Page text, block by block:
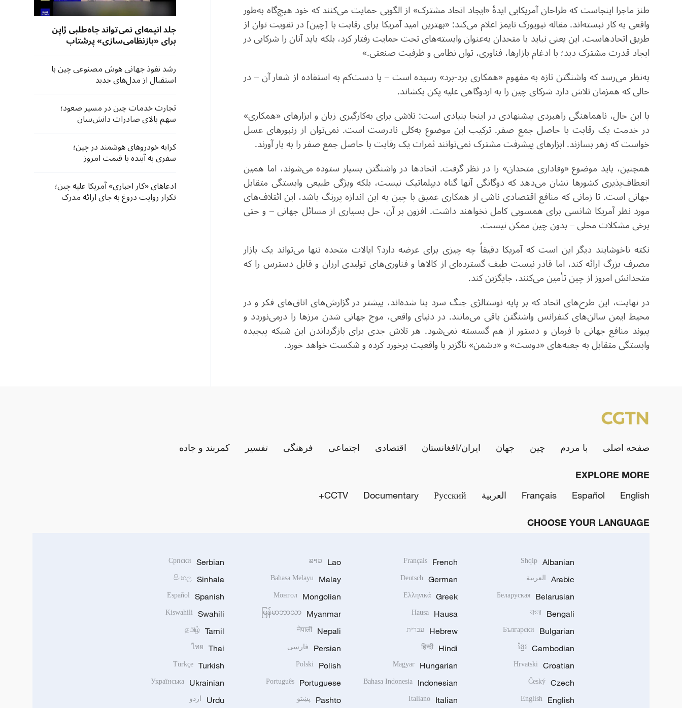
طنز ماجرا اینجاست که طراحان آمریکایی ایدهٔ «ایجاد اتحاد مشترک» از الگویی حمایت می‌کنند که خود هیچ‌گاه به‌طور
واقعی به کار نبسته‌اند. مقاله نیویورک تایمز اعلام می‌کند: «بهترین امید آمریکا برای رقابت با [چین] در تقویت توان از
طریق اتحادهاست. این یعنی نباید با متحدان به‌عنوان وابسته‌های تحت حمایت رفتار کرد، بلکه باید آنان را شرکایی در
ایجاد قدرت مشترک دید؛ با ادغام بازارها، فناوری، توان نظامی و ظرفیت صنعتی.
»
به‌نظر می‌رسد که واشنگتن تازه به مفهوم «همکاری برد-برد» رسیده است – یا دست‌کم به استفاده از شعار آن – در
حالی که همزمان تلاش دارد شرکای چین را به اردوگاهی علیه پکن بکشاند.
با این حال، ناهماهنگی راهبردی پیشنهادی در اینجا بنیادی است: تلاشی برای به‌کارگیری زبان و ابزارهای «همکاری»
در خدمت یک رقابت با حاصل جمع صفر. ترکیب این موضوع به‌کلی نادرست است. نمی‌توان از زنبورهای عسل
خواست که زهر بسازند. ابزارهای پیشرفت مشترک نمی‌توانند ثمرات یک رقابت با حاصل جمع صفر را به بار آورند.
همچنین، باید موضوع «وفاداری متحدان» را در نظر گرفت. اتحادها در واشنگتن بسیار ستوده می‌شوند، اما همین
انعطاف‌پذیری کشورها نشان می‌دهد که دوگانگی آنها گناه دیپلماتیک نیست، بلکه ویژگی طبیعی وابستگی متقابل
جهانی است. تا زمانی که منافع اقتصادی ناشی از همکاری عمیق با چین به این اندازه پررنگ باشد، این ائتلاف‌های
مورد نظر آمریکا شانسی برای همسویی کامل نخواهند داشت. افزون بر آن، حل بسیاری از مسائل جهانی – و حتی
برخی مشکلات محلی – بدون چین ممکن نیست.
نکته ناخوشایند دیگر این است که آمریکا دقیقاً چه چیزی برای عرضه دارد؟ ایالات متحده تنها می‌تواند یک بازار
مصرف بزرگ ارائه کند، اما قادر نیست طیف گسترده‌ای از کالاها و فناوری‌های تولیدی ارزان و قابل دسترس را که
متحدانش امروز از چین تأمین می‌کنند، جایگزین کند.
در نهایت، این طرح‌های اتحاد که بر پایه نوستالژی جنگ سرد بنا شده‌اند، بیشتر در گزارش‌های اتاق‌های فکر و در
محیط ایمن سالن‌های کنفرانس واشنگتن باقی می‌مانند. در دنیای واقعی، موج جهانی شدن مرزها را درمی‌نوردد و
پیوند منافع جهانی با فرمان و دستور از هم گسسته نمی‌شود. هر تلاش جدی برای بازگرداندن این شبکه پیچیده
وابستگی متقابل به جعبه‌های «دوست» و «دشمن» ناگزیر با واقعیت برخورد کرده و شکست خواهد خورد.
جلد انیمه‌ای نمی‌تواند جاه‌طلبی ژاپن
برای «بازنظامی‌سازی» پرشتاب
خود را پنهان کند
رشد نفوذ جهانی هوش مصنوعی چین با
استقبال از مدل‌های جدید
تجارت خدمات چین در مسیر صعود؛
سهم بالای صادرات دانش‌بنیان
کرایه خودروهای هوشمند در چین؛
سفری به آینده با قیمت امروز
ادعاهای «کار اجباری» آمریکا علیه چین؛
تکرار روایت دروغ به جای ارائه مدرک
صفحه اصلی با مردم چین جهان ایران/افغانستان اقتصادی اجتماعی فرهنگی تفسیر کمربند و جاده
EXPLORE MORE
English
Español
Français العربية Русский
Documentary
CCTV+
CHOOSE YOUR LANGUAGE
Albanian
Shqip
Arabic العربية
Belarusian
Беларуская
Bengali
বাংলা
Bulgarian
Български
Cambodian
ខ្មែរ
Croatian
Hrvatski
Czech
Český
English
English
French
Français
German
Deutsch
Greek
Ελληνικά
Hausa
Hausa
Hebrew עברית
Hindi
हिन्दी
Hungarian
Magyar
Indonesian
Bahasa Indonesia
Italian
Italiano
Lao
ລາວ
Malay
Bahasa Melayu
Mongolian
Монгол
Myanmar
မြန်မာဘာသာ
Nepali
नेपाली
Persian فارسی
Polish
Polski
Portuguese
Português
Pashto پښتو
Serbian
Српски
Sinhala
සිංහල
Spanish
Español
Swahili
Kiswahili
Tamil
தமிழ்
Thai
ไทย
Turkish
Türkçe
Ukrainian
Українська
Urdu اردو